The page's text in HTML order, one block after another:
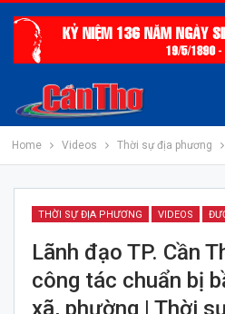
Home Videos Thời sự địa phương
THỜI SỰ ĐỊA PHƯƠNG VIDEOS
Lãnh đạo TP. Cần
công tác chuẩn bị
xã, phường | Thời